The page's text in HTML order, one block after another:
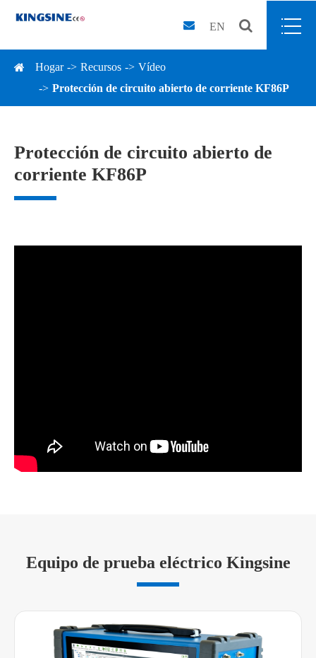
EN
Hogar Recursos
Vídeo
Protección de circuito abierto de corriente KF86P
Protección de circuito abierto de
corriente KF86P
Equipo de prueba eléctrico Kingsine